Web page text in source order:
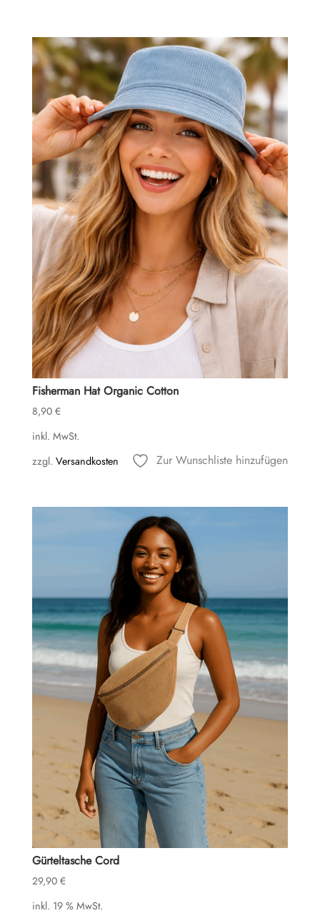
Fisherman Hat Organic Cotton
8,90 €
inkl. MwSt.
zzgl. Versandkosten Zur Wunschliste hinzufügen
Gürteltasche Cord
29,90 €
inkl. 19 % MwSt.